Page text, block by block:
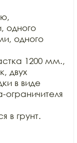
одного
одного
1200 мм.,
двух
в виде
в грунт.